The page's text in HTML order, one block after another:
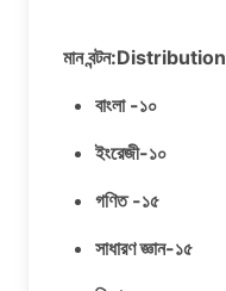
মান বন্টন:Distribution
বাংলা -১০
ইংরেজী-১০
গণিত -১৫
সাধারণ জ্ঞান-১৫